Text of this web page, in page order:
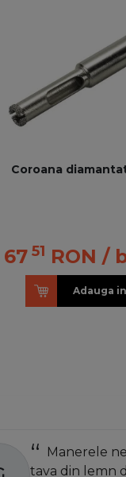
Coroana
6751 RON /
Adauga
Manerele
tava din lemn